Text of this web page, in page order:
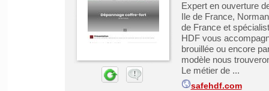
Expert en ouverture
Ile de France,
de France et
HDF vous
brouillée ou encore
modèle nous
Le métier de ...
safehdf.com